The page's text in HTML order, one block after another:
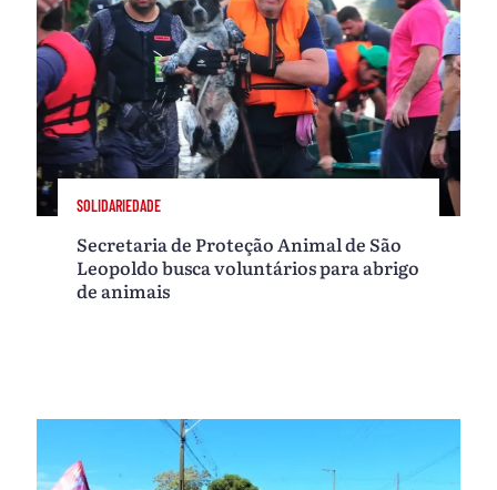
SOLIDARIEDADE
Secretaria de Proteção Animal de São
Leopoldo busca voluntários para abrigo
de animais